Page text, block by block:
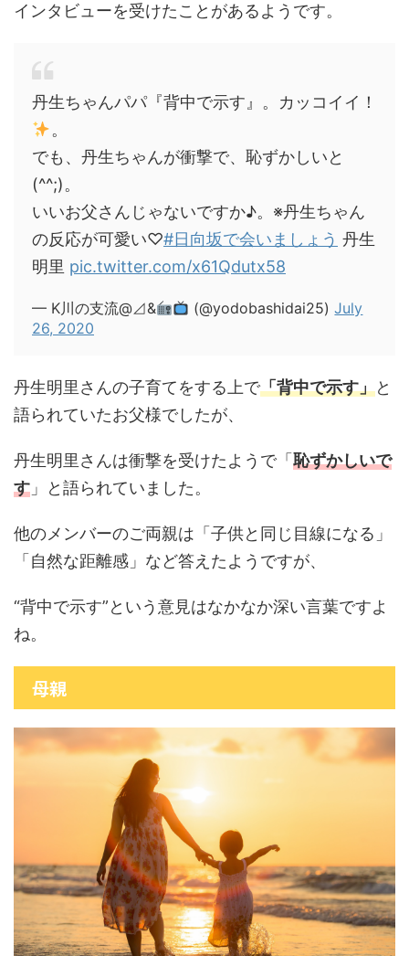
インタビューを受けたことがあるようです。
丹生ちゃんパパ『背中で示す』。カッコイイ！
。
でも、丹生ちゃんが衝撃で、恥ずかしいと
(^^;)。
いいお父さんじゃないですか♪。※丹生ちゃん
の反応が可愛い♡#日向坂で会いましょう 丹生
明里 pic.twitter.com/x61Qdutx58
— K川の支流@⊿& (@yodobashidai25)July
26, 2020
丹生明里さんの子育てをする上で「背中で示す」と
語られていたお父様でしたが、
丹生明里さんは衝撃を受けたようで「 恥ずかしいで
す 」と語られていました。
他のメンバーのご両親は「子供と同じ目線になる」
「自然な距離感」など答えたようですが、
“背中で示す”という意見はなかなか深い言葉ですよ
ね。
母親